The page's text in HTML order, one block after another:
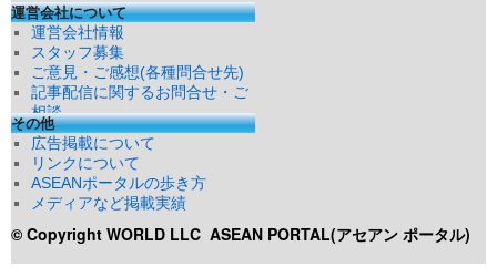
運営会社について
運営会社情報
スタッフ募集
ご意見・ご感想(各種問合せ先)
記事配信に関するお問合せ・ご
相談
その他
広告掲載について
リンクについて
ASEANポータルの歩き方
メディアなど掲載実績
© Copyright WORLD LLC ASEAN PORTAL(アセアン ポータル)